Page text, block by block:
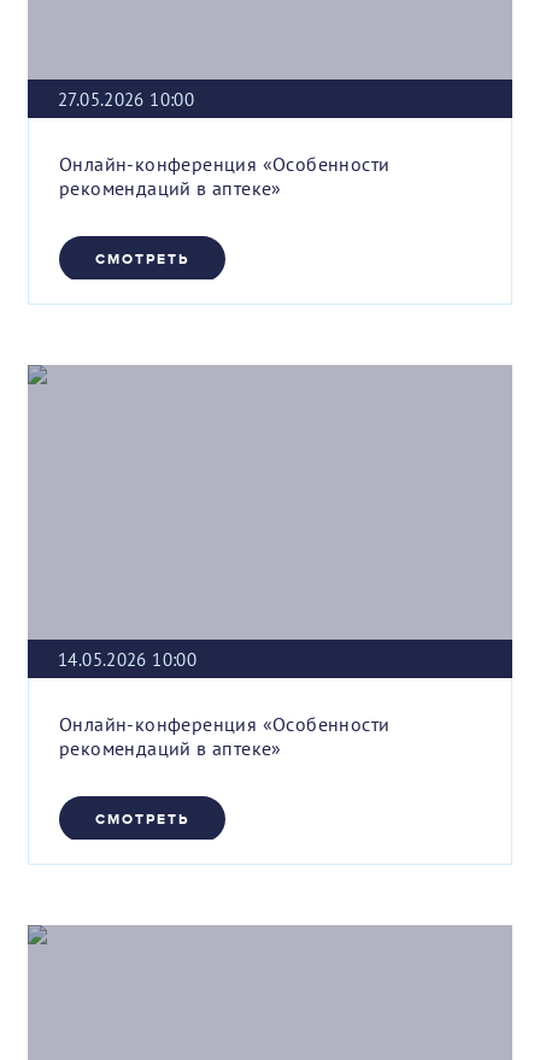
27.05.2026 10:00
Онлайн-конференция «Особенности
рекомендаций в аптеке»
СМОТРЕТЬ
14.05.2026 10:00
Онлайн-конференция «Особенности
рекомендаций в аптеке»
СМОТРЕТЬ